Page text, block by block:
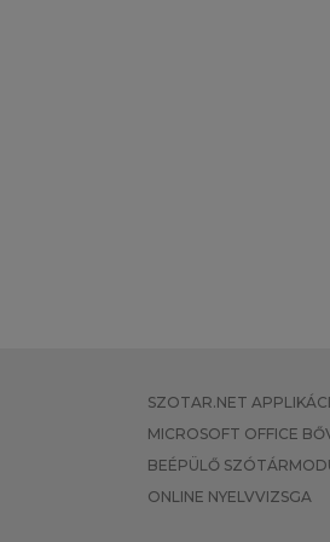
SZOTAR.NET
MICROSOFT OFFICE
BEÉPÜLŐ
ONLINE NYELVVIZSGA